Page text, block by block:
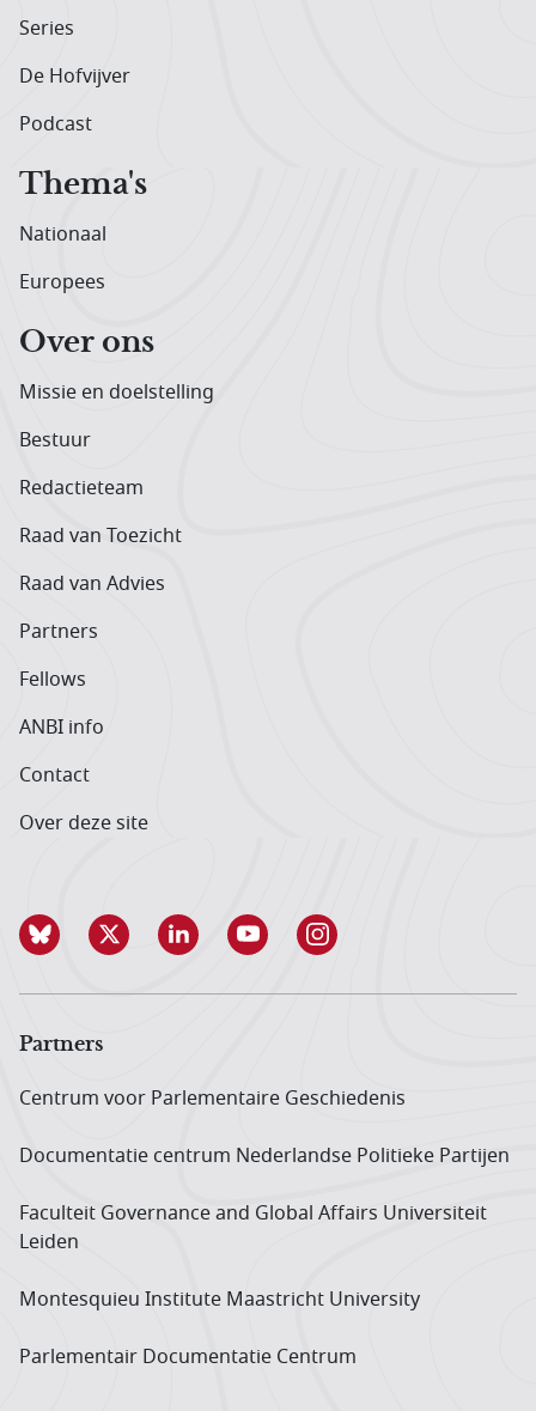
Series
De Hofvijver
Podcast
Thema's
Nationaal
Europees
Over ons
Missie en doelstelling
Bestuur
Redactieteam
Raad van Toezicht
Raad van Advies
Partners
Fellows
ANBI info
Contact
Over deze site
Partners
Centrum voor Parlementaire Geschiedenis
Documentatie centrum Neder­landse Politieke Partijen
Faculteit Governance and Global Affairs Universiteit
Leiden
Montesquieu Institute Maastricht University
Parlementair Documentatie Centrum